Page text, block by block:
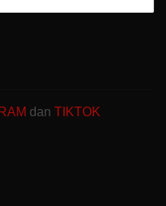
dan TIKTOK